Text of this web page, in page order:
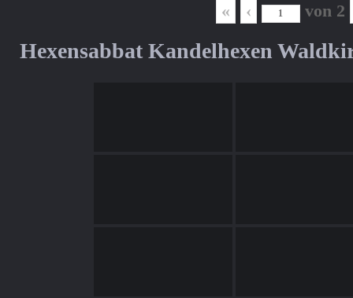
« ‹ von 2
Hexensabbat Kandelhexen